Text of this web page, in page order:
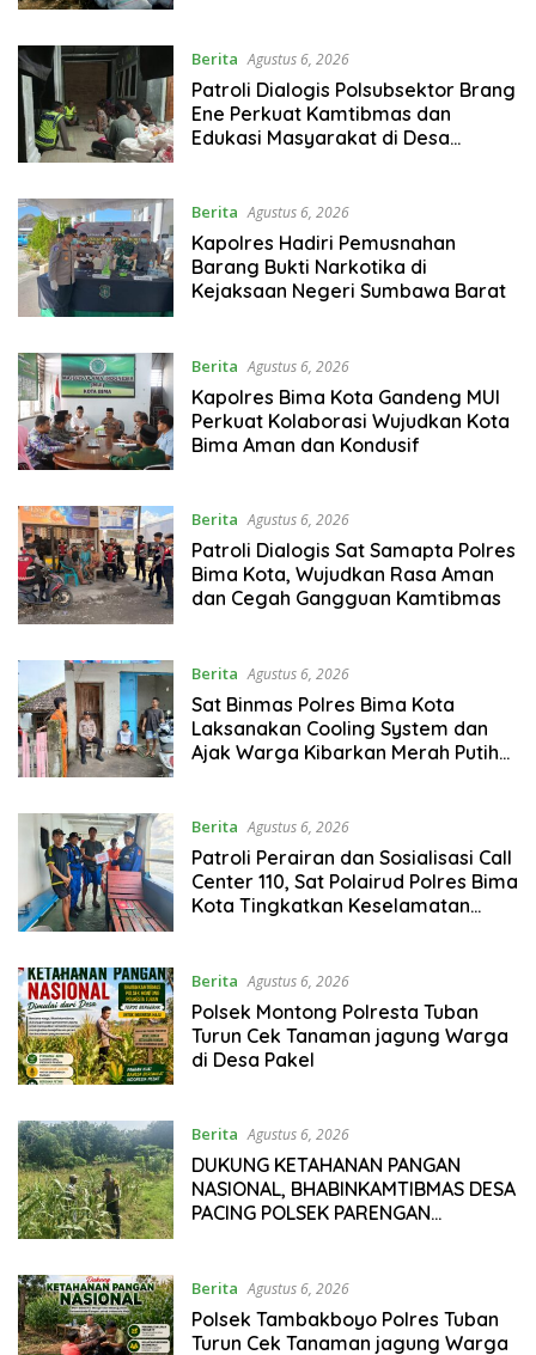
Berita Agustus 6, 2026
Patroli Dialogis Polsubsektor Brang
Ene Perkuat Kamtibmas dan
Edukasi Masyarakat di Desa
Berita Agustus 6, 2026
Kapolres Hadiri Pemusnahan
Barang Bukti Narkotika di
Kejaksaan Negeri Sumbawa Barat
Berita Agustus 6, 2026
Kapolres Bima Kota Gandeng MUI
Perkuat Kolaborasi Wujudkan Kota
Bima Aman dan Kondusif
Berita Agustus 6, 2026
Patroli Dialogis Sat Samapta Polres
Bima Kota, Wujudkan Rasa Aman
dan Cegah Gangguan Kamtibmas
Berita Agustus 6, 2026
Sat Binmas Polres Bima Kota
Laksanakan Cooling System dan
Ajak Warga Kibarkan Merah Putih
Berita Agustus 6, 2026
Patroli Perairan dan Sosialisasi Call
Center 110, Sat Polairud Polres Bima
Kota Tingkatkan Keselamatan
Berita Agustus 6, 2026
Polsek Montong Polresta Tuban
Turun Cek Tanaman jagung Warga
di Desa Pakel
Berita Agustus 6, 2026
DUKUNG KETAHANAN PANGAN
NASIONAL, BHABINKAMTIBMAS DESA
PACING POLSEK PARENGAN
KEC. PARENGAN.
Berita Agustus 6, 2026
Polsek Tambakboyo Polres Tuban
Turun Cek Tanaman jagung Warga